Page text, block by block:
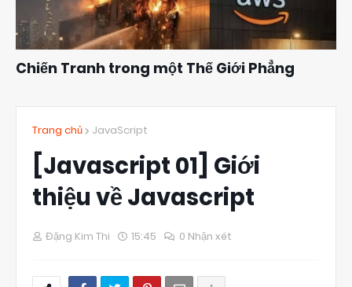
Chiến Tranh trong một Thế Giới Phẳng
Trang chủ JavaScript
[Javascript 01] Giới
thiệu về Javascript
Đặng Kim Thi 15:45 0 Nhận xét